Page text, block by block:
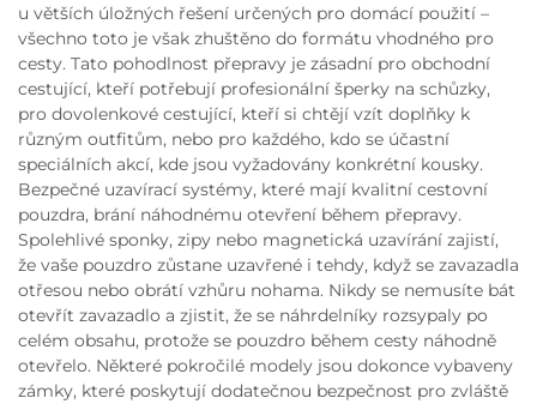
u větších úložných řešení určených pro domácí použití –
všechno toto je však zhuštěno do formátu vhodného pro
cesty. Tato pohodlnost přepravy je zásadní pro obchodní
cestující, kteří potřebují profesionální šperky na schůzky,
pro dovolenkové cestující, kteří si chtějí vzít doplňky k
různým outfitům, nebo pro každého, kdo se účastní
speciálních akcí, kde jsou vyžadovány konkrétní kousky.
Bezpečné uzavírací systémy, které mají kvalitní cestovní
pouzdra, brání náhodnému otevření během přepravy.
Spolehlivé sponky, zipy nebo magnetická uzavírání zajistí,
že vaše pouzdro zůstane uzavřené i tehdy, když se zavazadla
otřesou nebo obrátí vzhůru nohama. Nikdy se nemusíte bát
otevřít zavazadlo a zjistit, že se náhrdelníky rozsypaly po
celém obsahu, protože se pouzdro během cesty náhodně
otevřelo. Některé pokročilé modely jsou dokonce vybaveny
zámky, které poskytují dodatečnou bezpečnost pro zvláště